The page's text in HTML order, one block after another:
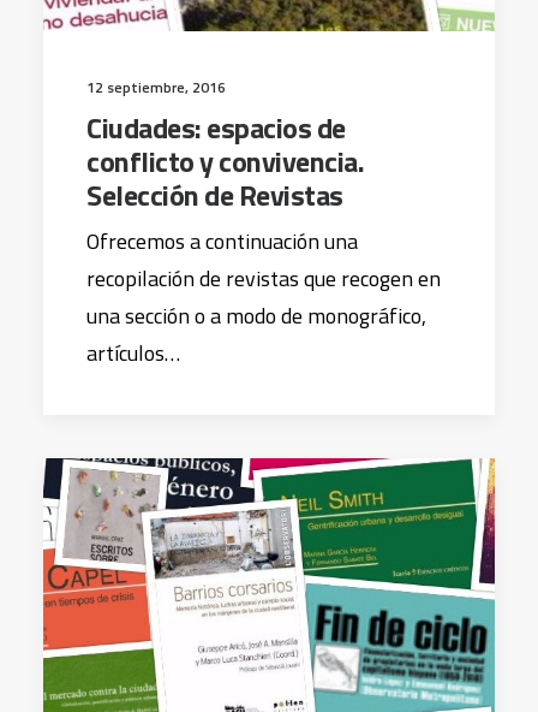
12 septiembre, 2016
Ciudades: espacios de
conflicto y convivencia.
Selección de Revistas
Ofrecemos a continuación una
recopilación de revistas que recogen en
una sección o a modo de monográfico,
artículos…